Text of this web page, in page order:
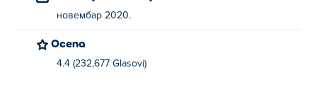
новембар 2020.
Ocena
4.4 (232,677 Glasovi)